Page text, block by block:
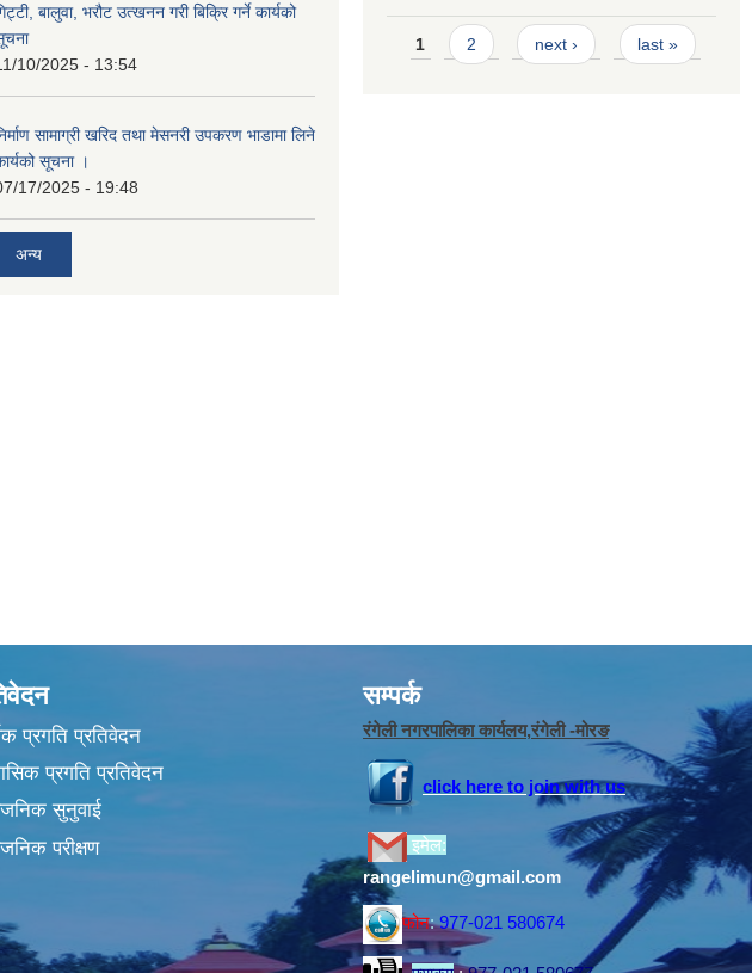
बालुवा, भरौट उत्खनन गरी बिक्रि गर्ने कार्यको
10/2025 - 13:54
सामाग्री खरिद तथा मेसनरी उपकरण भाडामा लिने
सूचना ।
17/2025 - 19:48
अन्य
Pages
1 2 next › last »
प्रगति प्रतिवेदन
प्रगति प्रतिवेदन
सुनुवाई
परीक्षण
सम्पर्क
रंगेली नगरपालिका कार्यलय,रंगेली -मोरङ
click here to join with us
इमेल:
rangelimun@gmail.com
फोन:977-021 580674